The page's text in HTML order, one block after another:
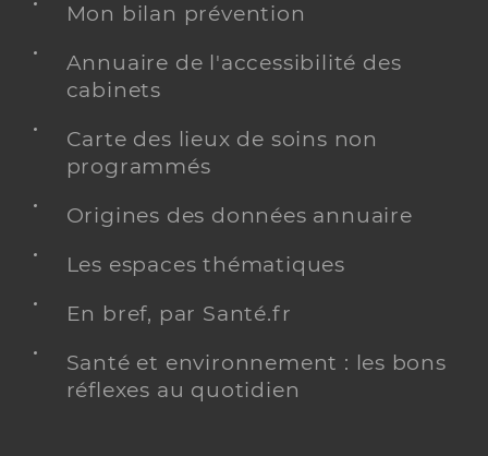
Mon bilan prévention
Annuaire de l'accessibilité des
cabinets
Carte des lieux de soins non
programmés
Origines des données annuaire
Les espaces thématiques
En bref, par Santé.fr
Santé et environnement : les bons
réflexes au quotidien